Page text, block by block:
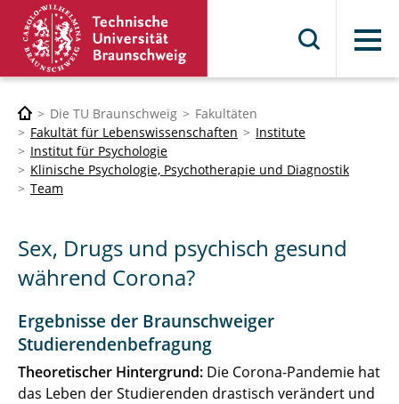
Menü
Die TU Braunschweig
Fakultäten
Fakultät für Lebenswissenschaften
Institute
Institut für Psychologie
Klinische Psychologie, Psychotherapie und Diagnostik
Team
Sex, Drugs und psychisch gesund
während Corona?
Ergebnisse der Braunschweiger
Studierendenbefragung
Theoretischer Hintergrund: Die Corona-Pandemie hat
das Leben der Studierenden drastisch verändert und